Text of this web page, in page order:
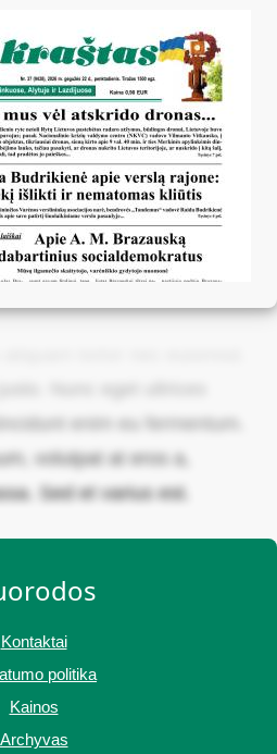
enim eu fermentum.
volutpat at eros a,
Sed et varius est.
Kontaktai
politika
Kainos
Archyvas